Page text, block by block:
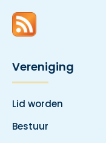
Vereniging
Lid worden
Bestuur